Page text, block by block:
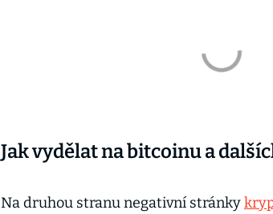
Jak vydělat na bitcoinu a
Na druhou stranu negativní stránky